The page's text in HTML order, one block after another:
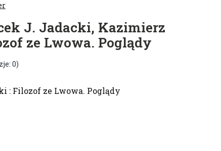
J. Jadacki, Kazimierz
ze Lwowa. Poglądy
0)
: Filozof ze Lwowa. Poglądy